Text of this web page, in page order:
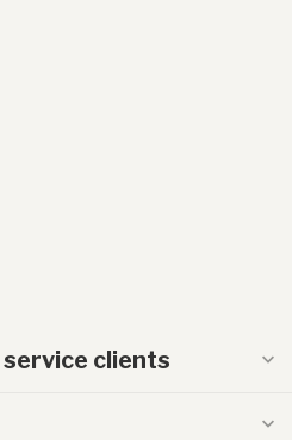
clients